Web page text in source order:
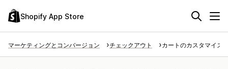
Shopify App Store
マーケティングとコンバージョン チェックアウト カートのカスタマイズ